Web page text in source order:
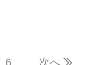
6 次へ